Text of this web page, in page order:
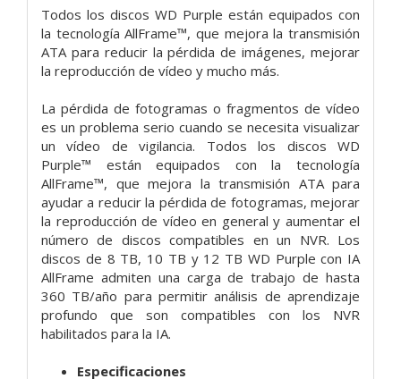
Todos los discos WD Purple están equipados con
la tecnología AllFrame™, que mejora la transmisión
ATA para reducir la pérdida de imágenes, mejorar
la reproducción de vídeo y mucho más.
La pérdida de fotogramas o fragmentos de vídeo
es un problema serio cuando se necesita visualizar
un vídeo de vigilancia. Todos los discos WD
Purple™ están equipados con la tecnología
AllFrame™, que mejora la transmisión ATA para
ayudar a reducir la pérdida de fotogramas, mejorar
la reproducción de vídeo en general y aumentar el
número de discos compatibles en un NVR. Los
discos de 8 TB, 10 TB y 12 TB WD Purple con IA
AllFrame admiten una carga de trabajo de hasta
360 TB/año para permitir análisis de aprendizaje
profundo que son compatibles con los NVR
habilitados para la IA.
Especificaciones